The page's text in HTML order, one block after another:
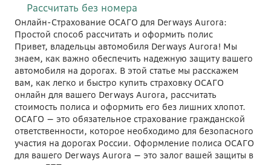
Онлайн-Страхование ОСАГО для Derways Aurora:
Простой способ рассчитать и оформить полис
Привет, владельцы автомобиля Derways Aurora! Мы
знаем, как важно обеспечить надежную защиту вашего
автомобиля на дорогах. В этой статье мы расскажем
вам, как легко и быстро купить страховку ОСАГО
онлайн для вашего Derways Aurora, рассчитать
стоимость полиса и оформить его без лишних хлопот.
ОСАГО — это обязательное страхование гражданской
ответственности, которое необходимо для безопасного
участия на дорогах России. Оформление полиса ОСАГО
для вашего Derways Aurora — это залог вашей защиты в